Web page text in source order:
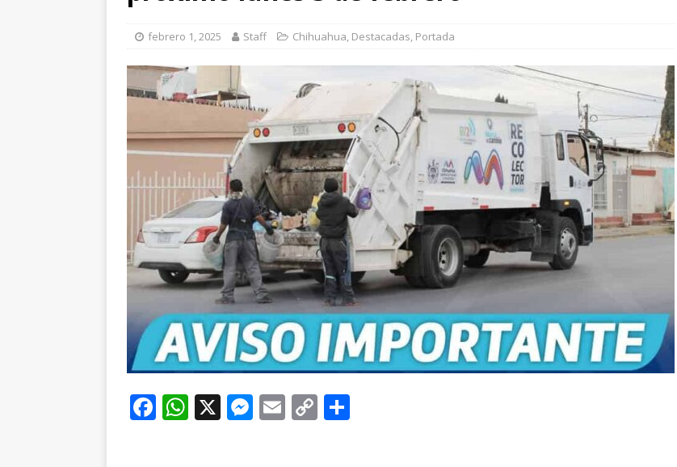
febrero 1, 2025 Staff Chihuahua, Destacadas, Portada
F W X M E C